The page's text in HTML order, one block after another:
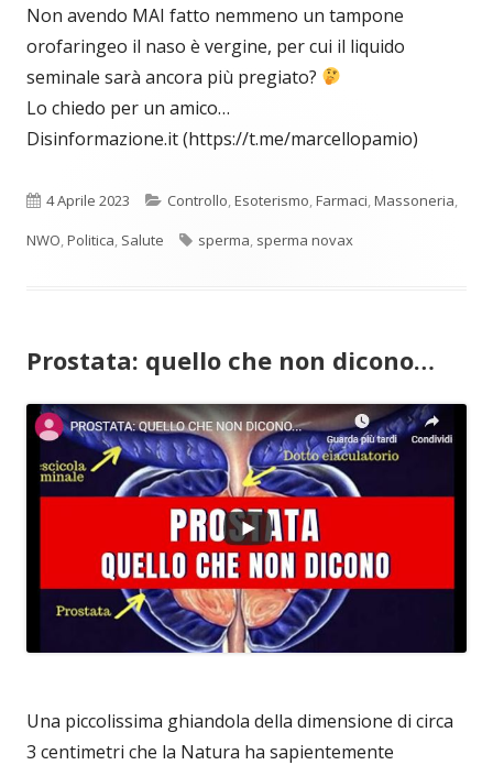
Non avendo MAI fatto nemmeno un tampone
orofaringeo il naso è vergine, per cui il liquido
seminale sarà ancora più pregiato?
Lo chiedo per un amico…
Disinformazione.it (https://t.me/marcellopamio)
Pubblicato
4 Aprile 2023 Categorie
Controllo,Esoterismo,Farmaci,Massoneria,
NWO,Politica, Salute Tag
sperma, sperma novax
Prostata: quello che non dicono…
Una piccolissima ghiandola della dimensione di circa
3 centimetri che la Natura ha sapientemente